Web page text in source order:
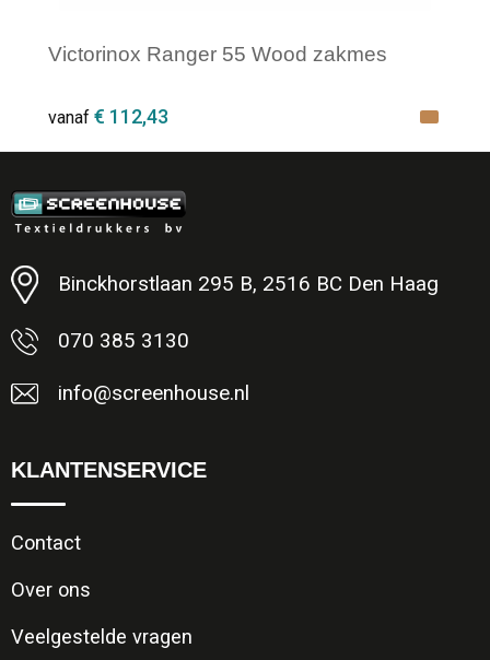
Victorinox Ranger 55 Wood zakmes
vanaf € 112,43
Minimale afname: 1
Binckhorstlaan 295 B, 2516 BC Den Haag
070 385 3130
info@screenhouse.nl
KLANTENSERVICE
Contact
Over ons
Veelgestelde vragen